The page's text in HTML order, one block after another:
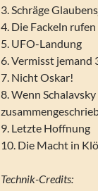
3. Schräge
4. Die Fackeln rufen
5. UFO-Landung
6. Vermisst jemand
7. Nicht Oskar!
8. Wenn
9. Letzte Hoffnung
10. Die Macht in
Technik-Credits: